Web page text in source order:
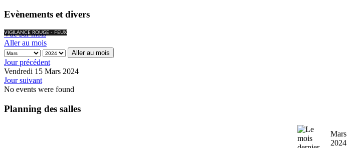
Evènements et divers
VIGILANCE ROUGE - FEUX
Vue par mois
Aller au mois
Aller au mois
Jour précédent
Vendredi 15 Mars 2024
Jour suivant
No events were found
Planning des salles
Mars
2024